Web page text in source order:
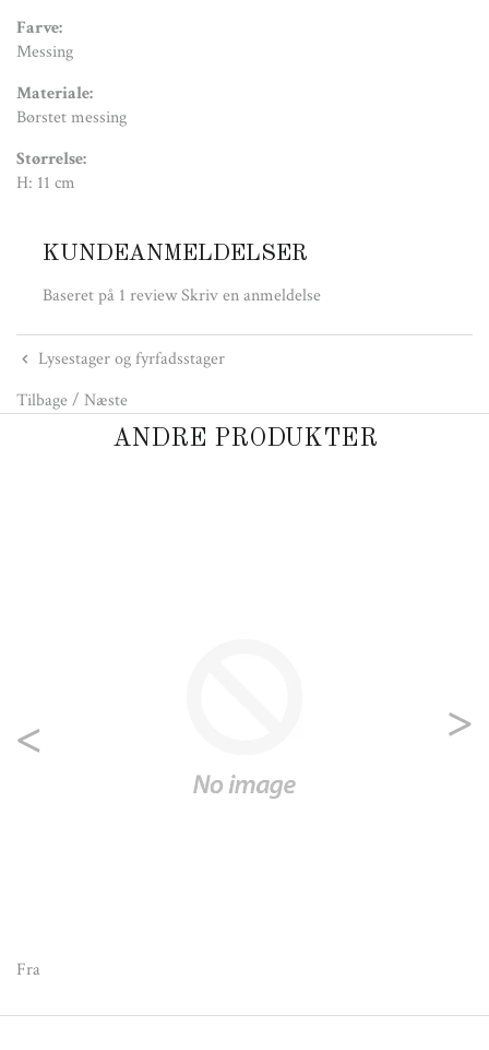
Farve:
Messing
Materiale:
Børstet messing
Størrelse:
H: 11 cm
KUNDEANMELDELSER
Baseret på 1 reviewSkriv en anmeldelse
Lysestager og fyrfadsstager
Tilbage/ Næste
ANDRE PRODUKTER
Fra